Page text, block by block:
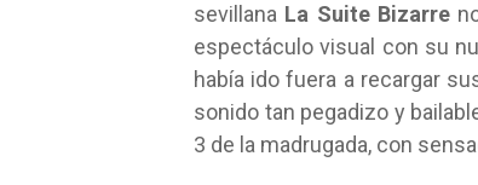
sevillana La Suite Bizarre
espectáculo visual con su
había ido fuera a recargar
sonido tan pegadizo y
3 de la madrugada, con